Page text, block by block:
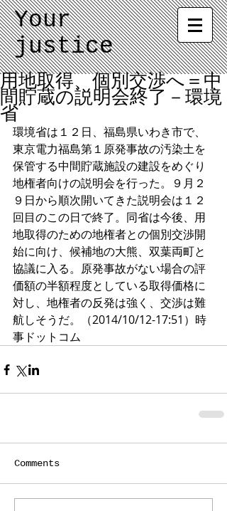
Your
justice
用地取得、個別交渉へ＝中
間貯蔵の説明会終了－環境
省
環境省は１２日、福島県いわき市で、
東京電力福島第１原発事故の汚染土を
保管する中間貯蔵施設の建設をめぐり
地権者向けの説明会を行った。９月２
９日から順次開いてきた説明会は１２
回目のこの日で終了。同省は今後、用
地取得のための地権者との個別交渉開
始に向け、候補地の大熊、双葉両町と
協議に入る。原発事故がない場合の評
価額の半額程度としている取得価格に
対し、地権者の反発は強く、交渉は難
航しそうだ。（2014/10/12-17:51）時
事ドットコム
Comments